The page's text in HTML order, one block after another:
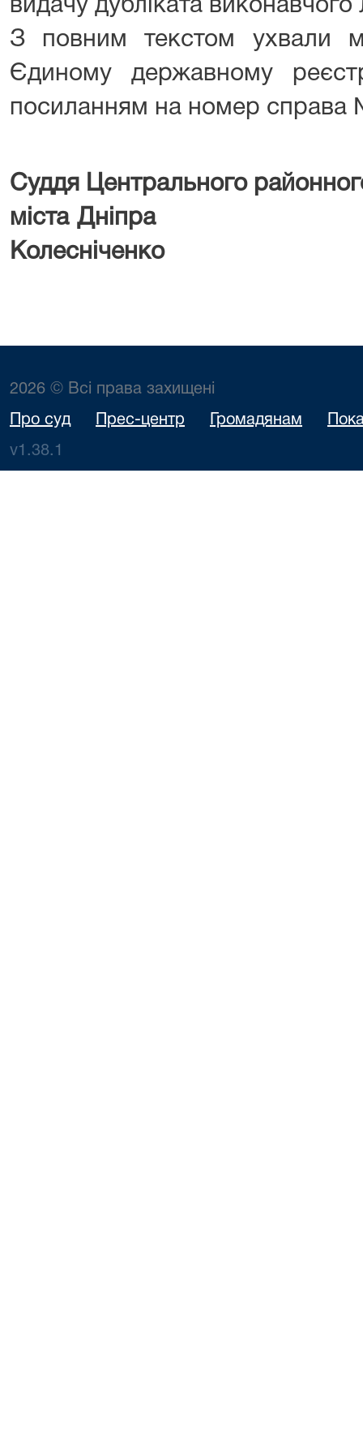
видачу дубліката виконавчого
З повним текстом ухвали
Єдиному державному
посиланням на номер
Суддя Центрального
міста
Колесніченко
2026 © Всі права захищені
Про суд Прес-центр Громадянам
v1.38.1